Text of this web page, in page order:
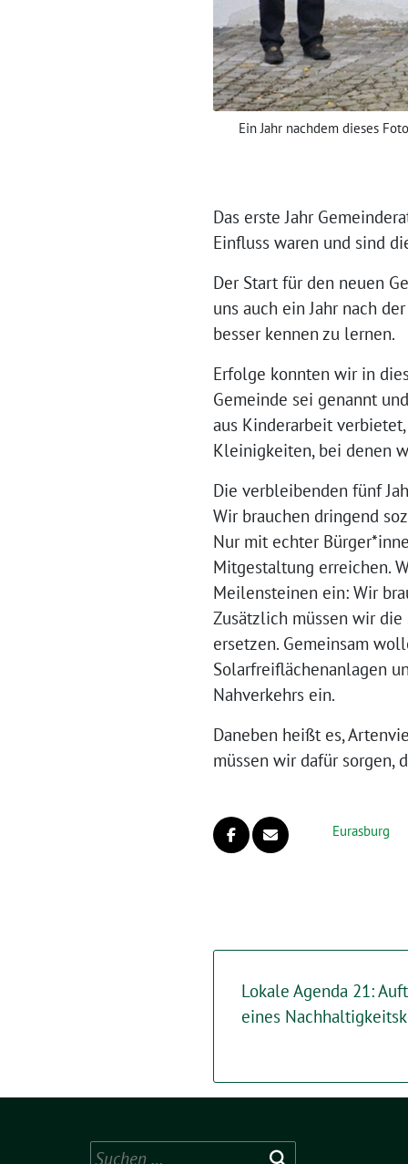
Ein Jahr nachdem dieses
Das erste Jahr
Einfluss waren und sind
Der Start für den neuen
uns auch ein Jahr nach
besser kennen zu lernen.
Erfolge konnten wir in
Gemeinde sei genannt
aus Kinderarbeit
Kleinigkeiten, bei denen
Die verbleibenden fünf
Wir brauchen dringend
Nur mit echter
Mitgestaltung erreichen.
Meilensteinen ein: Wir
Zusätzlich müssen wir
ersetzen. Gemeinsam
Solarfreiflächenanlagen
Nahverkehrs ein.
Daneben heißt es,
müssen wir dafür sorgen,
Eurasburg
Lokale Agenda 21:
eines
Suchen